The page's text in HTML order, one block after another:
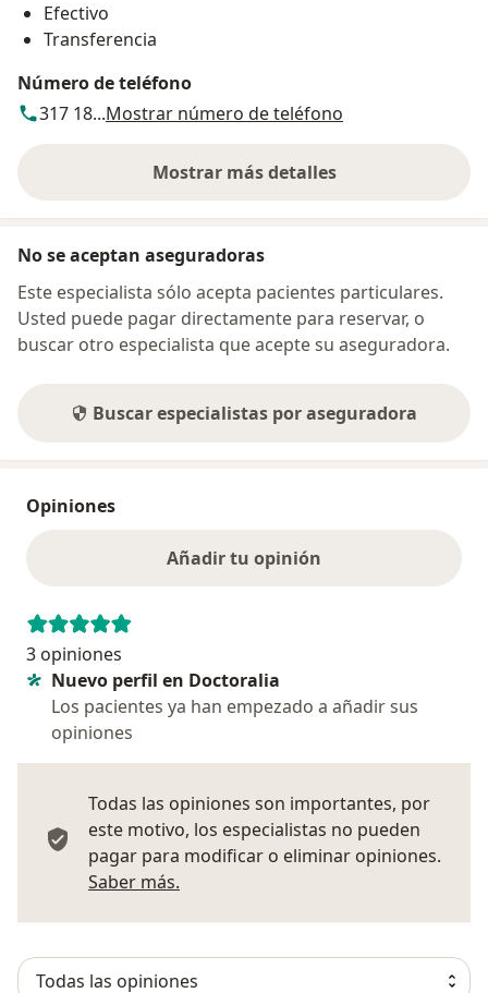
Efectivo
Transferencia
Número de teléfono
317 18...Mostrar número de teléfono
Mostrar más detalles
sobre la dirección
No se aceptan aseguradoras
Este especialista sólo acepta pacientes particulares.
Usted puede pagar directamente para reservar, o
buscar otro especialista que acepte su aseguradora.
Buscar especialistas por aseguradora
Opiniones
Añadir tu opinión
3 opiniones
Nuevo perfil en Doctoralia
Los pacientes ya han empezado a añadir sus
opiniones
Todas las opiniones son importantes, por
este motivo, los especialistas no pueden
pagar para modificar o eliminar opiniones.
Saber más.